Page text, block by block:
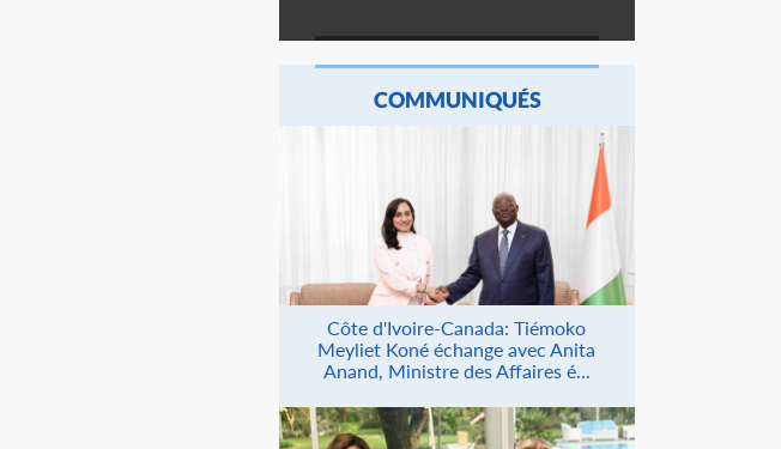
COMMUNIQUÉS
Côte d'Ivoire-Canada: Tiémoko
Meyliet Koné échange avec Anita
Anand, Ministre des Affaires é...